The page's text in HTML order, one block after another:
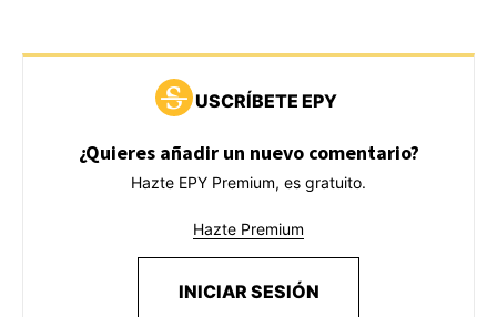
USCRÍBETE EPY
¿Quieres añadir un nuevo comentario?
Hazte EPY Premium, es gratuito.
Hazte Premium
INICIAR SESIÓN